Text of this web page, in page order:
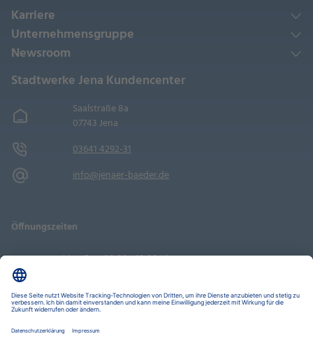
Karriere
Unternehmensgruppe
Newsroom
Stadtwerke Jena Kundencenter
Saalstraße 8a
07743 Jena
03641 4292-31
info@jenaer-baeder.de
Öffnungszeiten
Mo - Fr
08:00 - 18:00 Uhr